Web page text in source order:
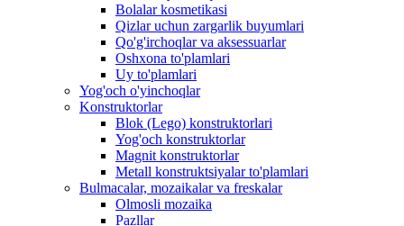
Bolalar kosmetikasi
Qizlar uchun zargarlik buyumlari
Qo'g'irchoqlar va aksessuarlar
Oshxona to'plamlari
Uy to'plamlari
Yog'och o'yinchoqlar
Konstruktorlar
Blok (Lego) konstruktorlari
Yog'och konstruktorlar
Magnit konstruktorlar
Metall konstruktsiyalar to'plamlari
Bulmacalar, mozaikalar va freskalar
Olmosli mozaika
Pazllar